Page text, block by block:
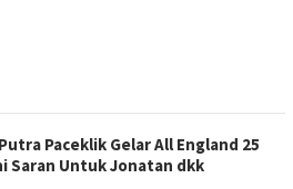
Paceklik Gelar All England 25
Saran Untuk Jonatan dkk